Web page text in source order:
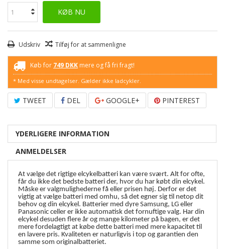
KØB NU
Udskriv Tilføj for at sammenligne
Køb for 749 DKK mere og få fri fragt!
* Med visse undtagelser. Gælder ikke ladcykler.
TWEET DEL GOOGLE+ PINTEREST
YDERLIGERE INFORMATION
ANMELDELSER
At vælge det rigtige elcykelbatteri kan være svært. Alt for ofte,
får du ikke det bedste batteri der, hvor du har købt din elcykel.
Måske er valgmulighederne få eller prisen høj. Derfor er det
vigtig at vælge batteri med omhu, så det egner sig til netop dit
behov og din elcykel. Batterier med dyre Samsung, LG eller
Panasonic celler er ikke automatisk det fornuftige valg. Har din
elcykel desuden flere år og mange kilometer på bagen, er det
mere fordelagtigt at købe dette batteri med mere kapacitet til
en lavere pris. Kvaliteten er naturligvis i top og garantien den
samme som originalbatteriet.